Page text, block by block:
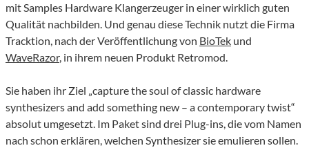
mit Samples Hardware Klangerzeuger in einer wirklich guten
Qualität nachbilden. Und genau diese Technik nutzt die Firma
Tracktion, nach der Veröffentlichung von BioTek und
WaveRazor, in ihrem neuen Produkt Retromod.
Sie haben ihr Ziel „capture the soul of classic hardware
synthesizers and add something new – a contemporary twist“
absolut umgesetzt. Im Paket sind drei Plug-ins, die vom Namen
nach schon erklären, welchen Synthesizer sie emulieren sollen.